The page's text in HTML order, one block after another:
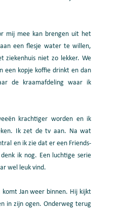
mij mee kan brengen uit het
een flesje water te willen,
niet zo lekker. We
een kopje koffie drinkt en dan
de kraamafdeling waar ik
krachtiger worden en ik
Ik zet de tv aan. Na wat
en ik zie dat er een Friends-
ik nog. Een luchtige serie
wel leuk vind.
Jan weer binnen. Hij kijkt
in zijn ogen. Onderweg terug